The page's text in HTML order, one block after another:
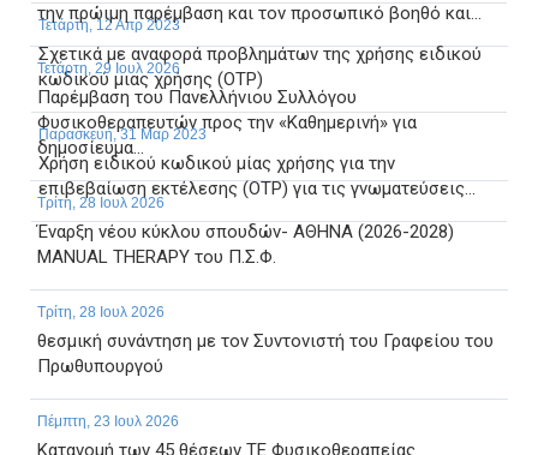
Τετάρτη, 12 Απρ 2023
Σχετικά με αναφορά προβλημάτων της χρήσης ειδικού
κωδικού μιας χρήσης (OTP)
Παρασκευή, 31 Μαρ 2023
Χρήση ειδικού κωδικού μίας χρήσης για την
επιβεβαίωση εκτέλεσης (OTP) για τις γνωματεύσεις...
την πρώιμη παρέμβαση και τον προσωπικό βοηθό και...
Τετάρτη, 29 Ιουλ 2026
Παρέμβαση του Πανελλήνιου Συλλόγου
Φυσικοθεραπευτών προς την «Καθημερινή» για
δημοσίευμα...
Τρίτη, 28 Ιουλ 2026
Έναρξη νέου κύκλου σπουδών- ΑΘΗΝΑ (2026-2028)
MANUAL THERAPY του Π.Σ.Φ.
Τρίτη, 28 Ιουλ 2026
θεσμική συνάντηση με τον Συντονιστή του Γραφείου του
Πρωθυπουργού
Πέμπτη, 23 Ιουλ 2026
Κατανομή των 45 θέσεων ΤΕ Φυσικοθεραπείας